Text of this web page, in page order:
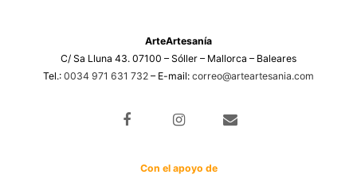
ArteArtesanía
C/ Sa Lluna 43. 07100 – Sóller – Mallorca – Baleares
Tel.: 0034 971 631 732 – E-mail: correo@arteartesania.com
Con el apoyo de